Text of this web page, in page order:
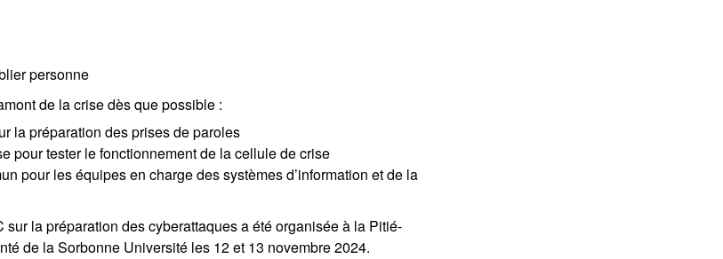
personne
de la crise dès que possible :
la préparation des prises de paroles
pour tester le fonctionnement de la cellule de crise
pour les équipes en charge des systèmes d’information et de la
la préparation des cyberattaques a été organisée à la Pitié-
de la Sorbonne Université les 12 et 13 novembre 2024.